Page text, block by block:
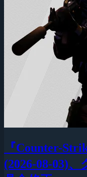
『Counter-
(2026-08-03)